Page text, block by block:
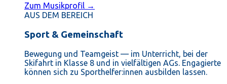
Zum Musikprofil →
AUS DEM BEREICH
Sport & Gemeinschaft
Bewegung und Teamgeist — im Unterricht, bei der
Skifahrt in Klasse 8 und in vielfältigen AGs. Engagierte
können sich zu Sporthelfer:innen ausbilden lassen.